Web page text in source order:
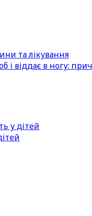
та лікування
і віддає в ногу:
у дітей